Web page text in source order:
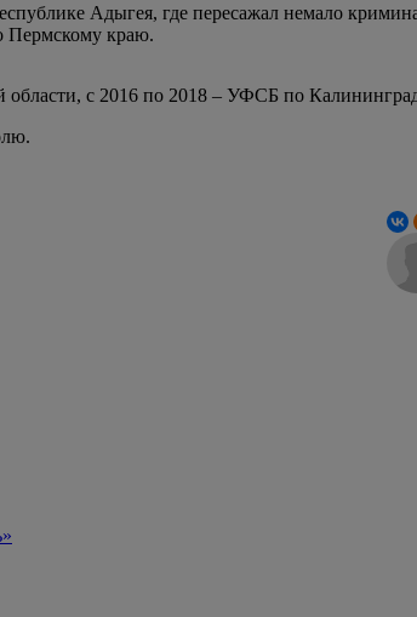
Адыгея, где пересажал немало
Пермскому краю.
с 2016 по 2018 – УФСБ по